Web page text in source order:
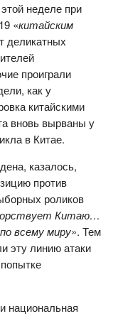
неделе при
«китайским
деликатных
проиграли
как у
китайскими
вновь вырваны у
в Китае.
казалось,
против
роликов
Китаю…
всему миру». Тем
эту линию атаки
национальная